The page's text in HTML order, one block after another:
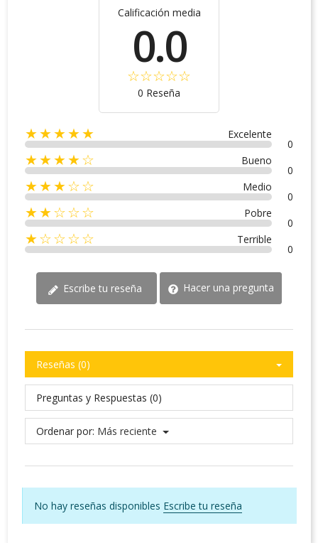
Calificación media
0.0
0 Reseña
★★★★★ Excelente
0
★★★★☆ Bueno
0
★★★☆☆ Medio
0
★★☆☆☆ Pobre
0
★☆☆☆☆ Terrible
0
Escribe tu reseña Hacer una pregunta
Reseñas (0)
Preguntas y Respuestas (0)
Ordenar por: Más reciente
No hay reseñas disponibles Escribe tu reseña